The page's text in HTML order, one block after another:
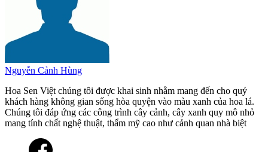
Nguyễn Cảnh Hùng
Hoa Sen Việt chúng tôi được khai sinh nhằm mang đến cho quý
khách hàng không gian sống hòa quyện vào màu xanh của hoa lá.
Chúng tôi đáp ứng các công trình cây cảnh, cây xanh quy mô nhỏ
mang tính chất nghệ thuật, thẩm mỹ cao như cảnh quan nhà biệt